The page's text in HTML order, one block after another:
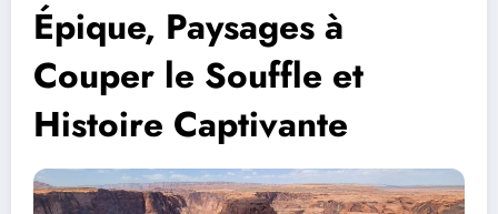
Épique, Paysages à
Couper le Souffle et
Histoire Captivante